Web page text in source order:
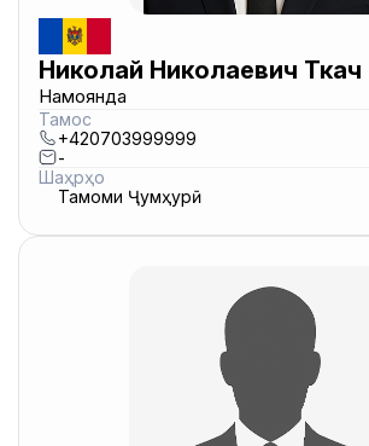
Николай Николаевич Ткач
Намоянда
Тамос
+420703999999
-
Шаҳрҳо
Тамоми Ҷумҳурӣ